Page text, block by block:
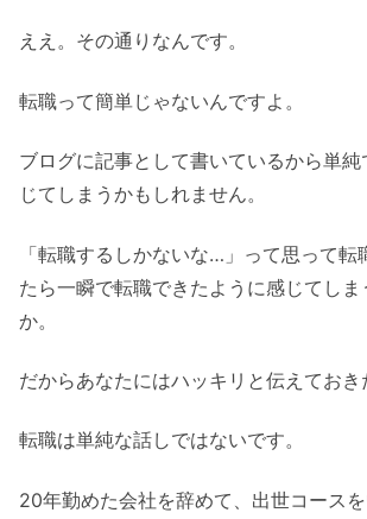
ええ。その通りなんです。
転職って簡単じゃないんですよ。
ブログに記事として書いているから単
じてしまうかもしれません。
「転職するしかないな…」って思って転
たら一瞬で転職できたように感じてし
か。
だからあなたにはハッキリと伝えておき
転職は単純な話しではないです。
20年勤めた会社を辞めて、出世コース